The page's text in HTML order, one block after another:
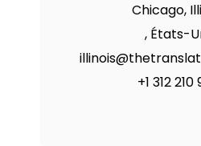
Chicago,
, États-
+1 312 210